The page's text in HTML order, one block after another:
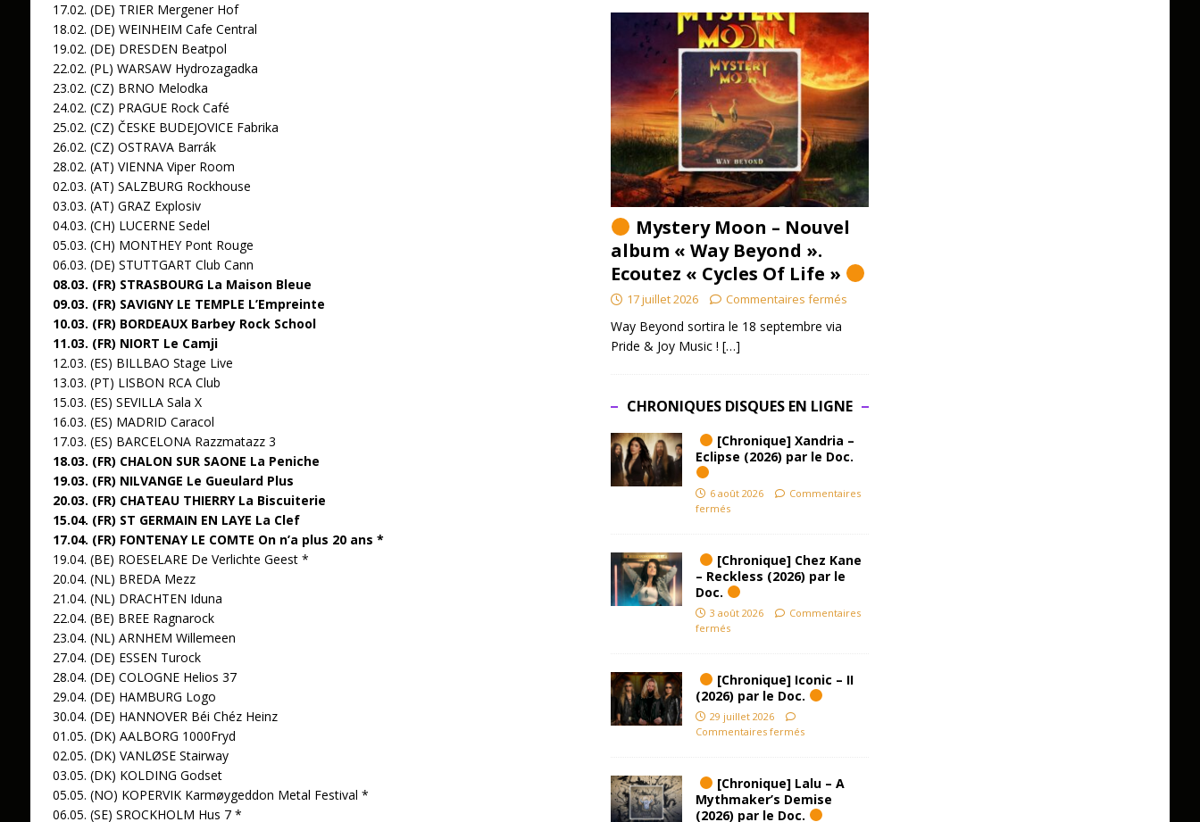
17.02. (DE) TRIER Mergener Hof
18.02. (DE) WEINHEIM Cafe Central
19.02. (DE) DRESDEN Beatpol
22.02. (PL) WARSAW Hydrozagadka
23.02. (CZ) BRNO Melodka
24.02. (CZ) PRAGUE Rock Café
25.02. (CZ) ČESKE BUDEJOVICE Fabrika
26.02. (CZ) OSTRAVA Barrák
28.02. (AT) VIENNA Viper Room
02.03. (AT) SALZBURG Rockhouse
03.03. (AT) GRAZ Explosiv
04.03. (CH) LUCERNE Sedel
05.03. (CH) MONTHEY Pont Rouge
06.03. (DE) STUTTGART Club Cann
08.03. (FR) STRASBOURG La Maison Bleue
09.03. (FR) SAVIGNY LE TEMPLE L’Empreinte
10.03. (FR) BORDEAUX Barbey Rock School
11.03. (FR) NIORT Le Camji
12.03. (ES) BILLBAO Stage Live
13.03. (PT) LISBON RCA Club
15.03. (ES) SEVILLA Sala X
16.03. (ES) MADRID Caracol
17.03. (ES) BARCELONA Razzmatazz 3
18.03. (FR) CHALON SUR SAONE La Peniche
19.03. (FR) NILVANGE Le Gueulard Plus
20.03. (FR) CHATEAU THIERRY La Biscuiterie
15.04. (FR) ST GERMAIN EN LAYE La Clef
17.04. (FR) FONTENAY LE COMTE On n’a plus 20 ans *
19.04. (BE) ROESELARE De Verlichte Geest *
20.04. (NL) BREDA Mezz
21.04. (NL) DRACHTEN Iduna
22.04. (BE) BREE Ragnarock
23.04. (NL) ARNHEM Willemeen
27.04. (DE) ESSEN Turock
28.04. (DE) COLOGNE Helios 37
29.04. (DE) HAMBURG Logo
30.04. (DE) HANNOVER Béi Chéz Heinz
01.05. (DK) AALBORG 1000Fryd
02.05. (DK) VANLØSE Stairway
03.05. (DK) KOLDING Godset
05.05. (NO) KOPERVIK Karmøygeddon Metal Festival *
06.05. (SE) SROCKHOLM Hus 7 *
Mystery Moon – Nouvel
album « Way Beyond ».
Ecoutez « Cycles Of Life »
17 juillet 2026 Commentaires fermés
Way Beyond sortira le 18 septembre via
Pride & Joy Music ! […]
CHRONIQUES DISQUES EN LIGNE
[Chronique] Xandria –
Eclipse (2026) par le Doc.
6 août 2026
Commentaires
fermés
[Chronique] Chez Kane
– Reckless (2026) par le
Doc.
3 août 2026
Commentaires
fermés
[Chronique] Iconic – II
(2026) par le Doc.
29 juillet 2026
Commentaires fermés
[Chronique] Lalu – A
Mythmaker’s Demise
(2026) par le Doc.